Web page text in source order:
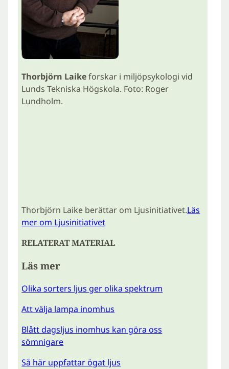
Thorbjörn Laikeforskar i miljöpsykologi vid
Lunds Tekniska Högskola. Foto: Roger
Lundholm.
Thorbjörn Laike berättar om Ljusinitiativet.Läs
mer om Ljusinitiativet
RELATERAT MATERIAL
Läs mer
Olika sorters ljus ger olika spektrum
Att välja lampa inomhus
Blått dagsljus inomhus kan göra oss
sömnigare
Så här uppfattar ögat ljus